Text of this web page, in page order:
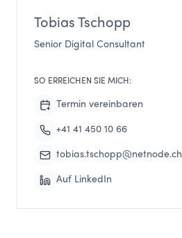
Tobias Tschopp
Senior Digital Consultant
SO ERREICHEN SIE MICH:
Termin vereinbaren
+41 41 450 10 66
tobias.tschopp@netnode.ch
Auf LinkedIn